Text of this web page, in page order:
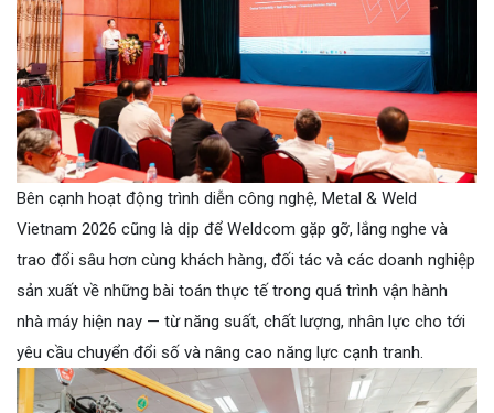
Bên cạnh hoạt động trình diễn công nghệ, Metal & Weld
Vietnam 2026 cũng là dịp để Weldcom gặp gỡ, lắng nghe và
trao đổi sâu hơn cùng khách hàng, đối tác và các doanh nghiệp
sản xuất về những bài toán thực tế trong quá trình vận hành
nhà máy hiện nay — từ năng suất, chất lượng, nhân lực cho tới
yêu cầu chuyển đổi số và nâng cao năng lực cạnh tranh.